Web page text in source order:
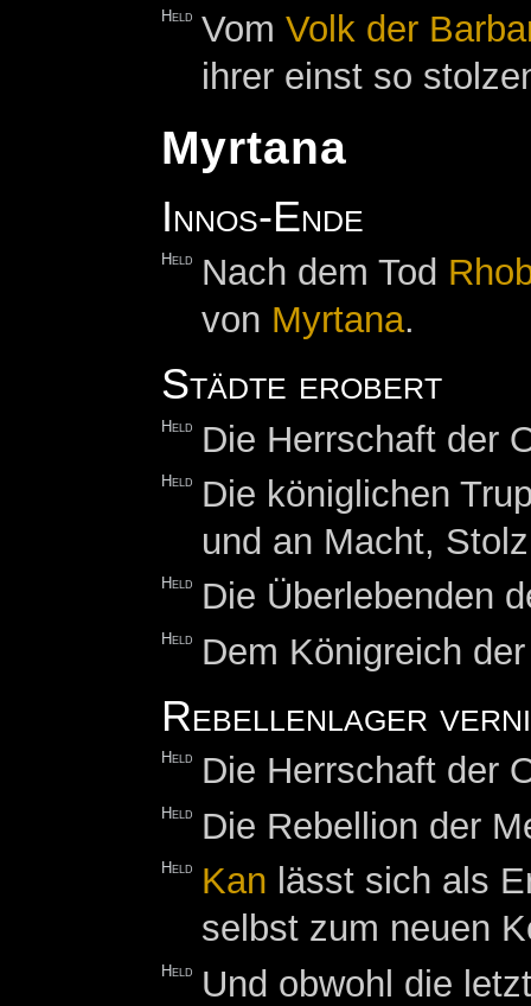
Held VomVolk der
ihrer einst so
Myrtana
Innos-Ende
Held Nach dem Tod
von Myrtana.
Städte erobert
Held Die Herrschaft der
Held
Die königlichen
und an Macht,
Held Die Überlebenden
Held Dem Königreich
Rebellenlager
Held Die Herrschaft der
Held Die Rebellion der
Held Kan lässt sich als
selbst zum neuen
Held
Und obwohl die